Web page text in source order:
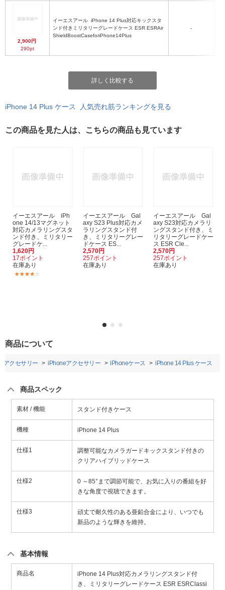
2,900円
290pt
イーエスアール
ンド付きミリタリーグレードケース ESR ESRAir
ShieldBoostCaseforiPhone14Plus
-
詳しく比較する
iPhone 14 Plus ケース 人気売れ筋ランキングを見る
この商品を見た人は、こちらの商品も見ています
イーエスアール iPh
one 14/13マグネット
対応カメラリングスタ
ンド付き、ミリタリー
グレードケ...
1,620円
17ポイント
在庫あり
イーエスアール Gal
axy S23 Plus対応カメ
ラリングスタンド付
き、ミリタリーグレー
ドケース ES...
2,570円
257ポイント
在庫あり
イーエスアール Gal
axy S23対応カメラリ
ングスタンド付き、ミ
リタリーグレードケー
ス ESR Cle...
2,570円
257ポイント
在庫あり
商品について
アクセサリー iPhoneアクセサリー iPhoneケース iPhone 14 Plus ケース
商品スペック
素材 / 機能 スタンド付きケース
機種 iPhone 14 Plus
仕様1
調整可能なカメラガードキックスタンド付きの
クリアハイブリッドケース
仕様2
0 ～85°まで調節可能で、お気に入りの番組を好
きな角度で視聴できます。
仕様3
頑丈で耐久性のある亜鉛合金により、いつでも
新品のような輝きを維持。
基本情報
商品名
iPhone 14 Plus対応カメラリングスタンド付
き、ミリタリーグレードケース ESR ESRClassi